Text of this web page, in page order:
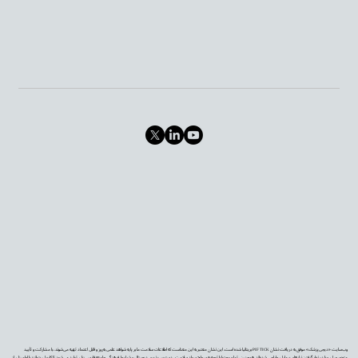
وب‌سایت «دیجی‌پزشک» موفق به دریافت نشان PIF TICK بریتانیا شده است. این نشان معتبر به این معناست که اطلاعات سلامت ما بر پایه شواهد علمی به‌روز و قابل اعتماد تهیه می‌شوند، با مشارکت و تأیید